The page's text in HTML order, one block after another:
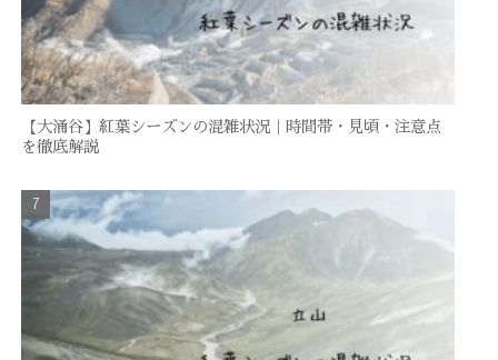
【大涌谷】紅葉シーズンの混雑状況｜時間帯・見頃・注意点
を徹底解説